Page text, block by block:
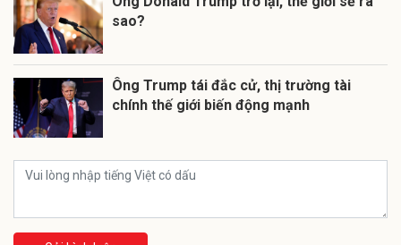
sao?
Ông Trump tái đắc cử, thị trường tài
chính thế giới biến động mạnh